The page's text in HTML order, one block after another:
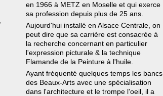
en 1966 à METZ en Moselle et qui exerce
sa profession depuis plus de 25 ans.
Aujourd'hui installé en Alsace Centrale, on
peut dire que sa carrière est consacrée à
la recherche concernant en particulier
l'expression picturale & la technique
Flamande de la Peinture à l'huile.
Ayant fréquenté quelques temps les bancs
des Beaux-Arts avec une spécialisation
dans l'architecture et le trompe l'oeil, il a